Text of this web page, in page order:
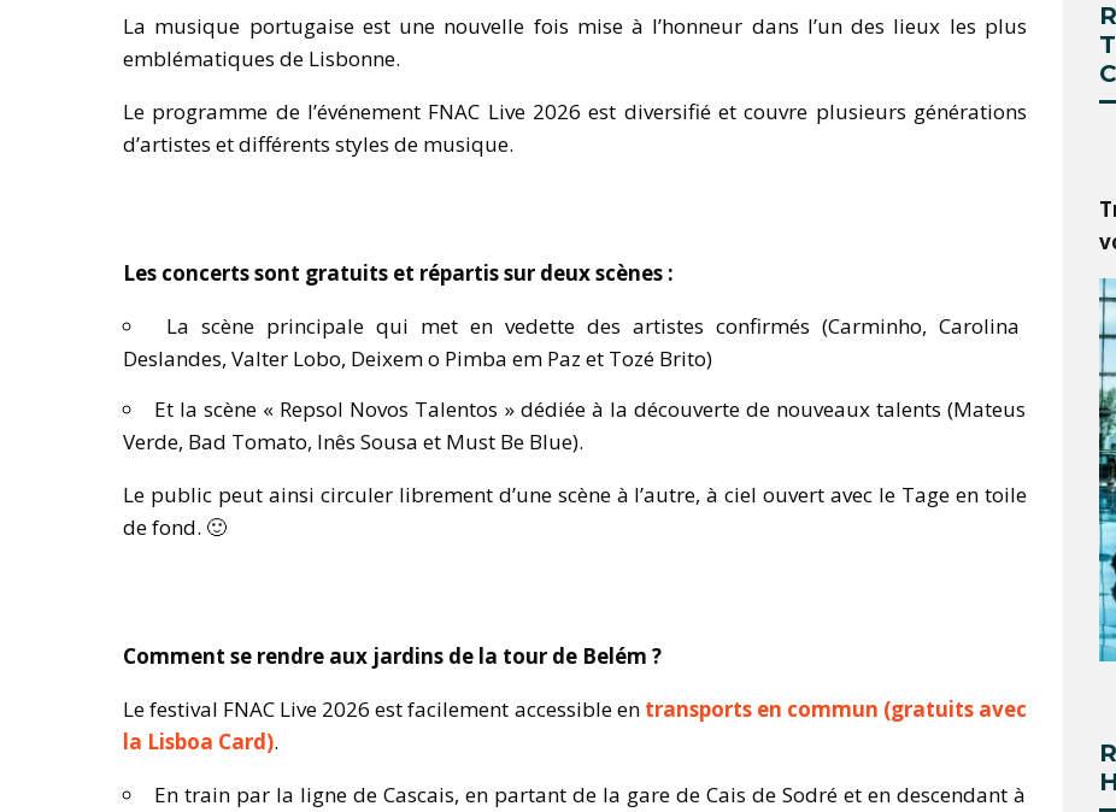
La musique portugaise est une nouvelle fois mise à l’honneur dans l’un des lieux les plus
emblématiques de Lisbonne.
Le programme de l’événement FNAC Live 2026 est diversifié et couvre plusieurs générations
d’artistes et différents styles de musique.
Les concerts sont gratuits et répartis sur deux scènes :
La scène principale qui met en vedette des artistes confirmés (Carminho, Carolina
Deslandes, Valter Lobo, Deixem o Pimba em Paz et Tozé Brito)
Et la scène « Repsol Novos Talentos » dédiée à la découverte de nouveaux talents (Mateus
Verde, Bad Tomato, Inês Sousa et Must Be Blue).
Le public peut ainsi circuler librement d’une scène à l’autre, à ciel ouvert avec le Tage en toile
de fond. 🙂
Comment se rendre aux jardins de la tour de Belém ?
Le festival FNAC Live 2026 est facilement accessible en transports en commun (gratuits avec
la Lisboa Card).
En train par la ligne de Cascais, en partant de la gare de Cais de Sodré et en descendant à